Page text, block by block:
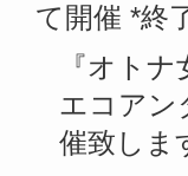
て開催 *終
『オト
エコアン
催致しま